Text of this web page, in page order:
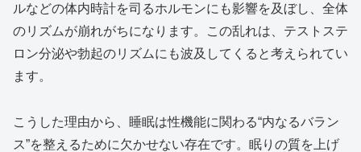
ルなどの体内時計を司るホルモンにも影響を及ぼし、全体
のリズムが崩れがちになります。この乱れは、テストステ
ロン分泌や勃起のリズムにも波及してくると考えられてい
ます。
こうした理由から、睡眠は性機能に関わる“内なるバラン
ス”を整えるために欠かせない存在です。眠りの質を上げ